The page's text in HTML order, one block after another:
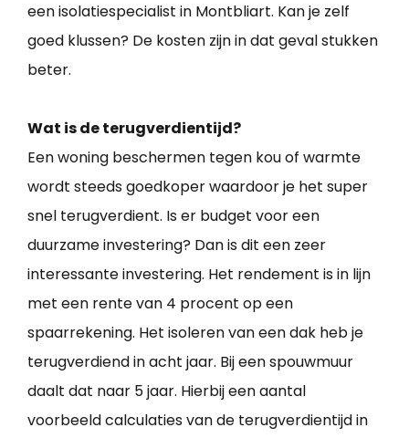
een isolatiespecialist in Montbliart. Kan je zelf
goed klussen? De kosten zijn in dat geval stukken
beter.
Wat is de terugverdientijd?
Een woning beschermen tegen kou of warmte
wordt steeds goedkoper waardoor je het super
snel terugverdient. Is er budget voor een
duurzame investering? Dan is dit een zeer
interessante investering. Het rendement is in lijn
met een rente van 4 procent op een
spaarrekening. Het isoleren van een dak heb je
terugverdiend in acht jaar. Bij een spouwmuur
daalt dat naar 5 jaar. Hierbij een aantal
voorbeeld calculaties van de terugverdientijd in